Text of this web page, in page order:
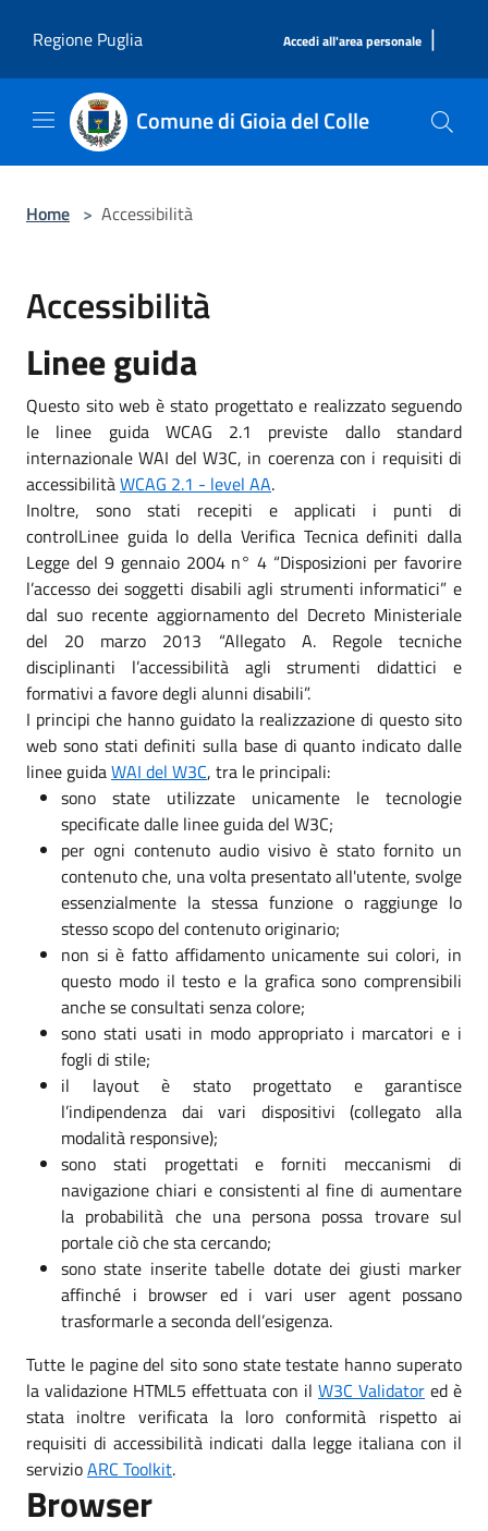
Regione Puglia
Accedi all'area personale |
Comune di Gioia del Colle
Home > Accessibilità
Accessibilità
Linee guida
Questo sito web è stato progettato e realizzato seguendo
le linee guida WCAG 2.1 previste dallo standard
internazionale WAI del W3C, in coerenza con i requisiti di
accessibilitàWCAG 2.1 - level AA.
Inoltre, sono stati recepiti e applicati i punti di
controlLinee guida lo della Verifica Tecnica definiti dalla
Legge del 9 gennaio 2004 n° 4 “Disposizioni per favorire
l’accesso dei soggetti disabili agli strumenti informatici” e
dal suo recente aggiornamento del Decreto Ministeriale
del 20 marzo 2013 “Allegato A. Regole tecniche
disciplinanti l’accessibilità agli strumenti didattici e
formativi a favore degli alunni disabili”.
I principi che hanno guidato la realizzazione di questo sito
web sono stati definiti sulla base di quanto indicato dalle
linee guidaWAI del W3C, tra le principali:
sono state utilizzate unicamente le tecnologie
specificate dalle linee guida del W3C;
per ogni contenuto audio visivo è stato fornito un
contenuto che, una volta presentato all'utente, svolge
essenzialmente la stessa funzione o raggiunge lo
stesso scopo del contenuto originario;
non si è fatto affidamento unicamente sui colori, in
questo modo il testo e la grafica sono comprensibili
anche se consultati senza colore;
sono stati usati in modo appropriato i marcatori e i
fogli di stile;
il layout è stato progettato e garantisce
l’indipendenza dai vari dispositivi (collegato alla
modalità responsive);
sono stati progettati e forniti meccanismi di
navigazione chiari e consistenti al fine di aumentare
la probabilità che una persona possa trovare sul
portale ciò che sta cercando;
sono state inserite tabelle dotate dei giusti marker
affinché i browser ed i vari user agent possano
trasformarle a seconda dell’esigenza.
Tutte le pagine del sito sono state testate hanno superato
la validazione HTML5 effettuata con il W3C Validator ed è
stata inoltre verificata la loro conformità rispetto ai
requisiti di accessibilità indicati dalla legge italiana con il
servizioARC Toolkit.
Browser